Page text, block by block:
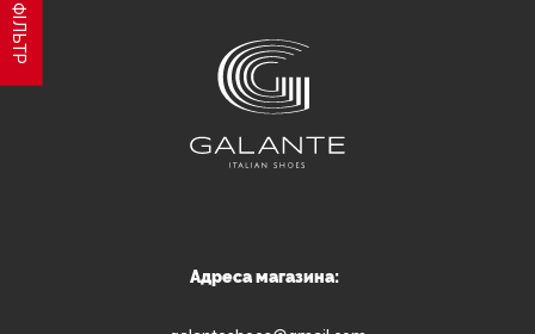
ФІЛЬТР
Адреса магазина: